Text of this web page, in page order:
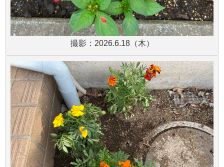
撮影：2026.6.18（木）